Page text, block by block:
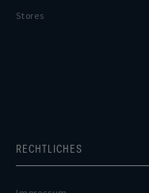
Stores
RECHTLICHES